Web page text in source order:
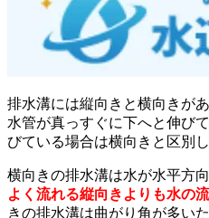
排水溝には縦向きと横向きが
水管が真っすぐに下へと伸び
びている場合は横向きと区別し
横向きの排水溝は水が水平方
よく流れる縦向きよりも水の
きの排水溝は曲がり角が多い